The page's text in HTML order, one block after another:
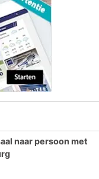
naar persoon met